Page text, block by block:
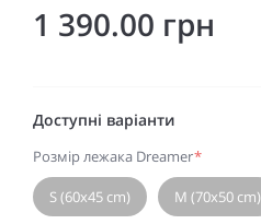
1 390.00 грн
Доступні варіанти
Розмір лежака Dreamer*
S (60x45 cm) M (70x50 cm)